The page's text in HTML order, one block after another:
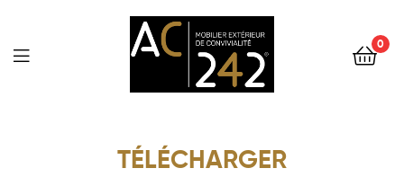
0
TÉLÉCHARGER